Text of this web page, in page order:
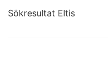
Sökresultat Eltis